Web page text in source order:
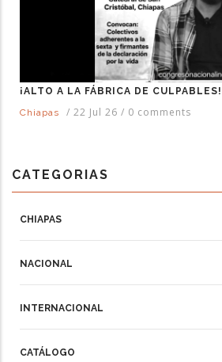
¡ALTO A LA FÁBRICA DE CULPABLES!
Chiapas
/ 22 Jul 26 / 0 comments
CATEGORIAS
CHIAPAS
NACIONAL
INTERNACIONAL
CATÁLOGO